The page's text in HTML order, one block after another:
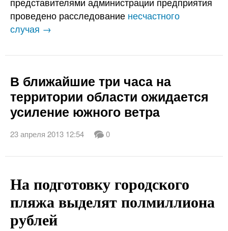
проведено расследование несчастного
случая →
В ближайшие три часа на
территории области ожидается
усиление южного ветра
23 апреля 2013 12:54 0
На подготовку городского
пляжа выделят полмиллиона
рублей